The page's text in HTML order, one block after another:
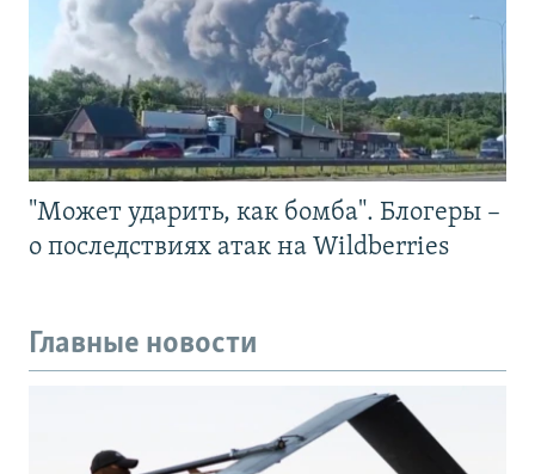
"Может ударить, как бомба". Блогеры –
о последствиях атак на Wildberries
Главные новости